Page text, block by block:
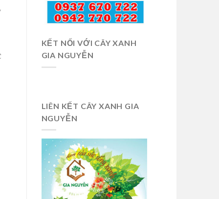
KẾT NỐI VỚI CÂY XANH
GIA NGUYỄN
LIÊN KẾT CÂY XANH GIA
NGUYỄN